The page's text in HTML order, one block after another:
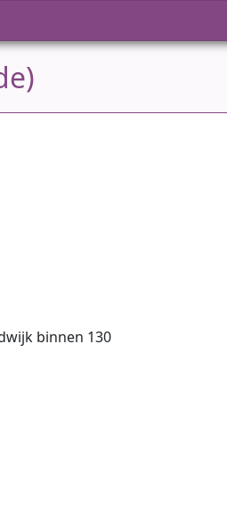
binnen 130